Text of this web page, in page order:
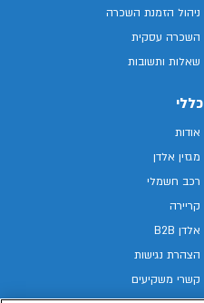
ניהול הזמנת השכרה
השכרה עסקית
שאלות ותשובות
כללי
אודות
מגזין אלדן
רכב חשמלי
קריירה
אלדן B2B
הצהרת נגישות
קשרי משקיעים